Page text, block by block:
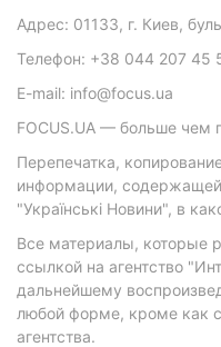
Адрес: 01133, г. Киев,
Телефон: +38 044 207 45
E-mail: info@focus.ua
FOCUS.UA — больше чем
Перепечатка,
информации,
"Українські Новини", в
Все материалы, которые
ссылкой на агентство
дальнейшему
любой форме, кроме как
агентства.